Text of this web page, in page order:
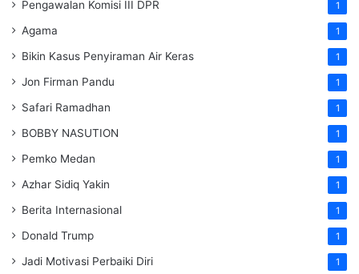
Pengawalan Komisi III DPR 1
Agama 1
Bikin Kasus Penyiraman Air Keras 1
Jon Firman Pandu 1
Safari Ramadhan 1
BOBBY NASUTION 1
Pemko Medan 1
Azhar Sidiq Yakin 1
Berita Internasional 1
Donald Trump 1
Jadi Motivasi Perbaiki Diri 1